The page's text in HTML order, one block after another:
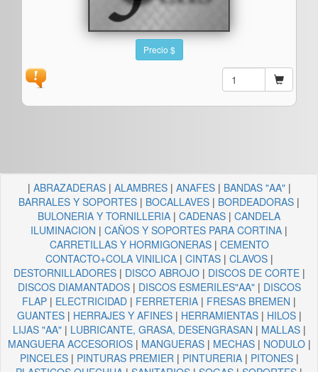
Precio $
| ABRAZADERAS| ALAMBRES| ANAFES| BANDAS "AA"|
BARRALES Y SOPORTES | BOCALLAVES | BORDEADORAS |
BULONERIA Y TORNILLERIA | CADENAS | CANDELA
ILUMINACION | CAÑOS Y SOPORTES PARA CORTINA |
CARRETILLAS Y HORMIGONERAS| CEMENTO
CONTACTO+COLA VINILICA| CINTAS| CLAVOS|
DESTORNILLADORES| DISCO ABROJO| DISCOS DE CORTE|
DISCOS DIAMANTADOS| DISCOS ESMERILES"AA"| DISCOS
FLAP | ELECTRICIDAD | FERRETERIA | FRESAS BREMEN |
GUANTES| HERRAJES Y AFINES| HERRAMIENTAS| HILOS|
LIJAS "AA"| LUBRICANTE, GRASA, DESENGRASAN | MALLAS|
MANGUERA ACCESORIOS| MANGUERAS| MECHAS| NODULO|
PINCELES| PINTURAS PREMIER | PINTURERIA| PITONES|